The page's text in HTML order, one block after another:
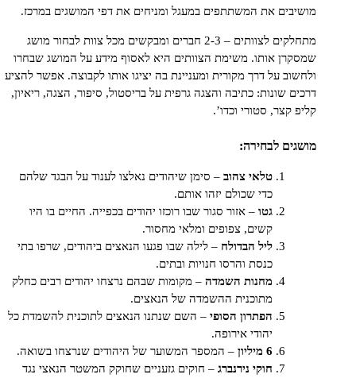
את המשתתפים במעגל ומניחים את דפי המושגים במרכז.
מתחלקים לצוותים – 2-3 חברים ומבקשים מכל צוות לבחור מושג
אותו. משימת הצוותים היא לאסוף מידע על המושג שבחרו
על דרך מקורית ומעניינת בה יציגו אותו לקבוצה. אפשר להציע
שונות: כתיבה והצגה גרפית על בריסטול, סיפור, הצגה, ריאיון,
סטורי וכדו’.
לבחירה:
– סימן שיהודים נאלצו לענוד על הבגד שלהם
כדי שכולם יזהו אותם.
– אזור סגור שבו רוכזו יהודים בכפייה. החיים בו היו
קשים, צפופים ומלאי מחסור.
ליל הבדולח– לילה שבו פגעו הנאצים ביהודים, שרפו בתי
כנסת והרסו חנויות ובתים.
מחנות השמדה– מקומות שבהם נרצחו יהודים רבים כחלק
מתוכנית ההשמדה של הנאצים.
הפתרון הסופי – השם שנתנו הנאצים לתוכנית להשמדת כל
– המספר המשוער של היהודים שנרצחו בשואה.
חוקי נירנברג– חוקים גזעניים שחוקק המשטר הנאצי נגד